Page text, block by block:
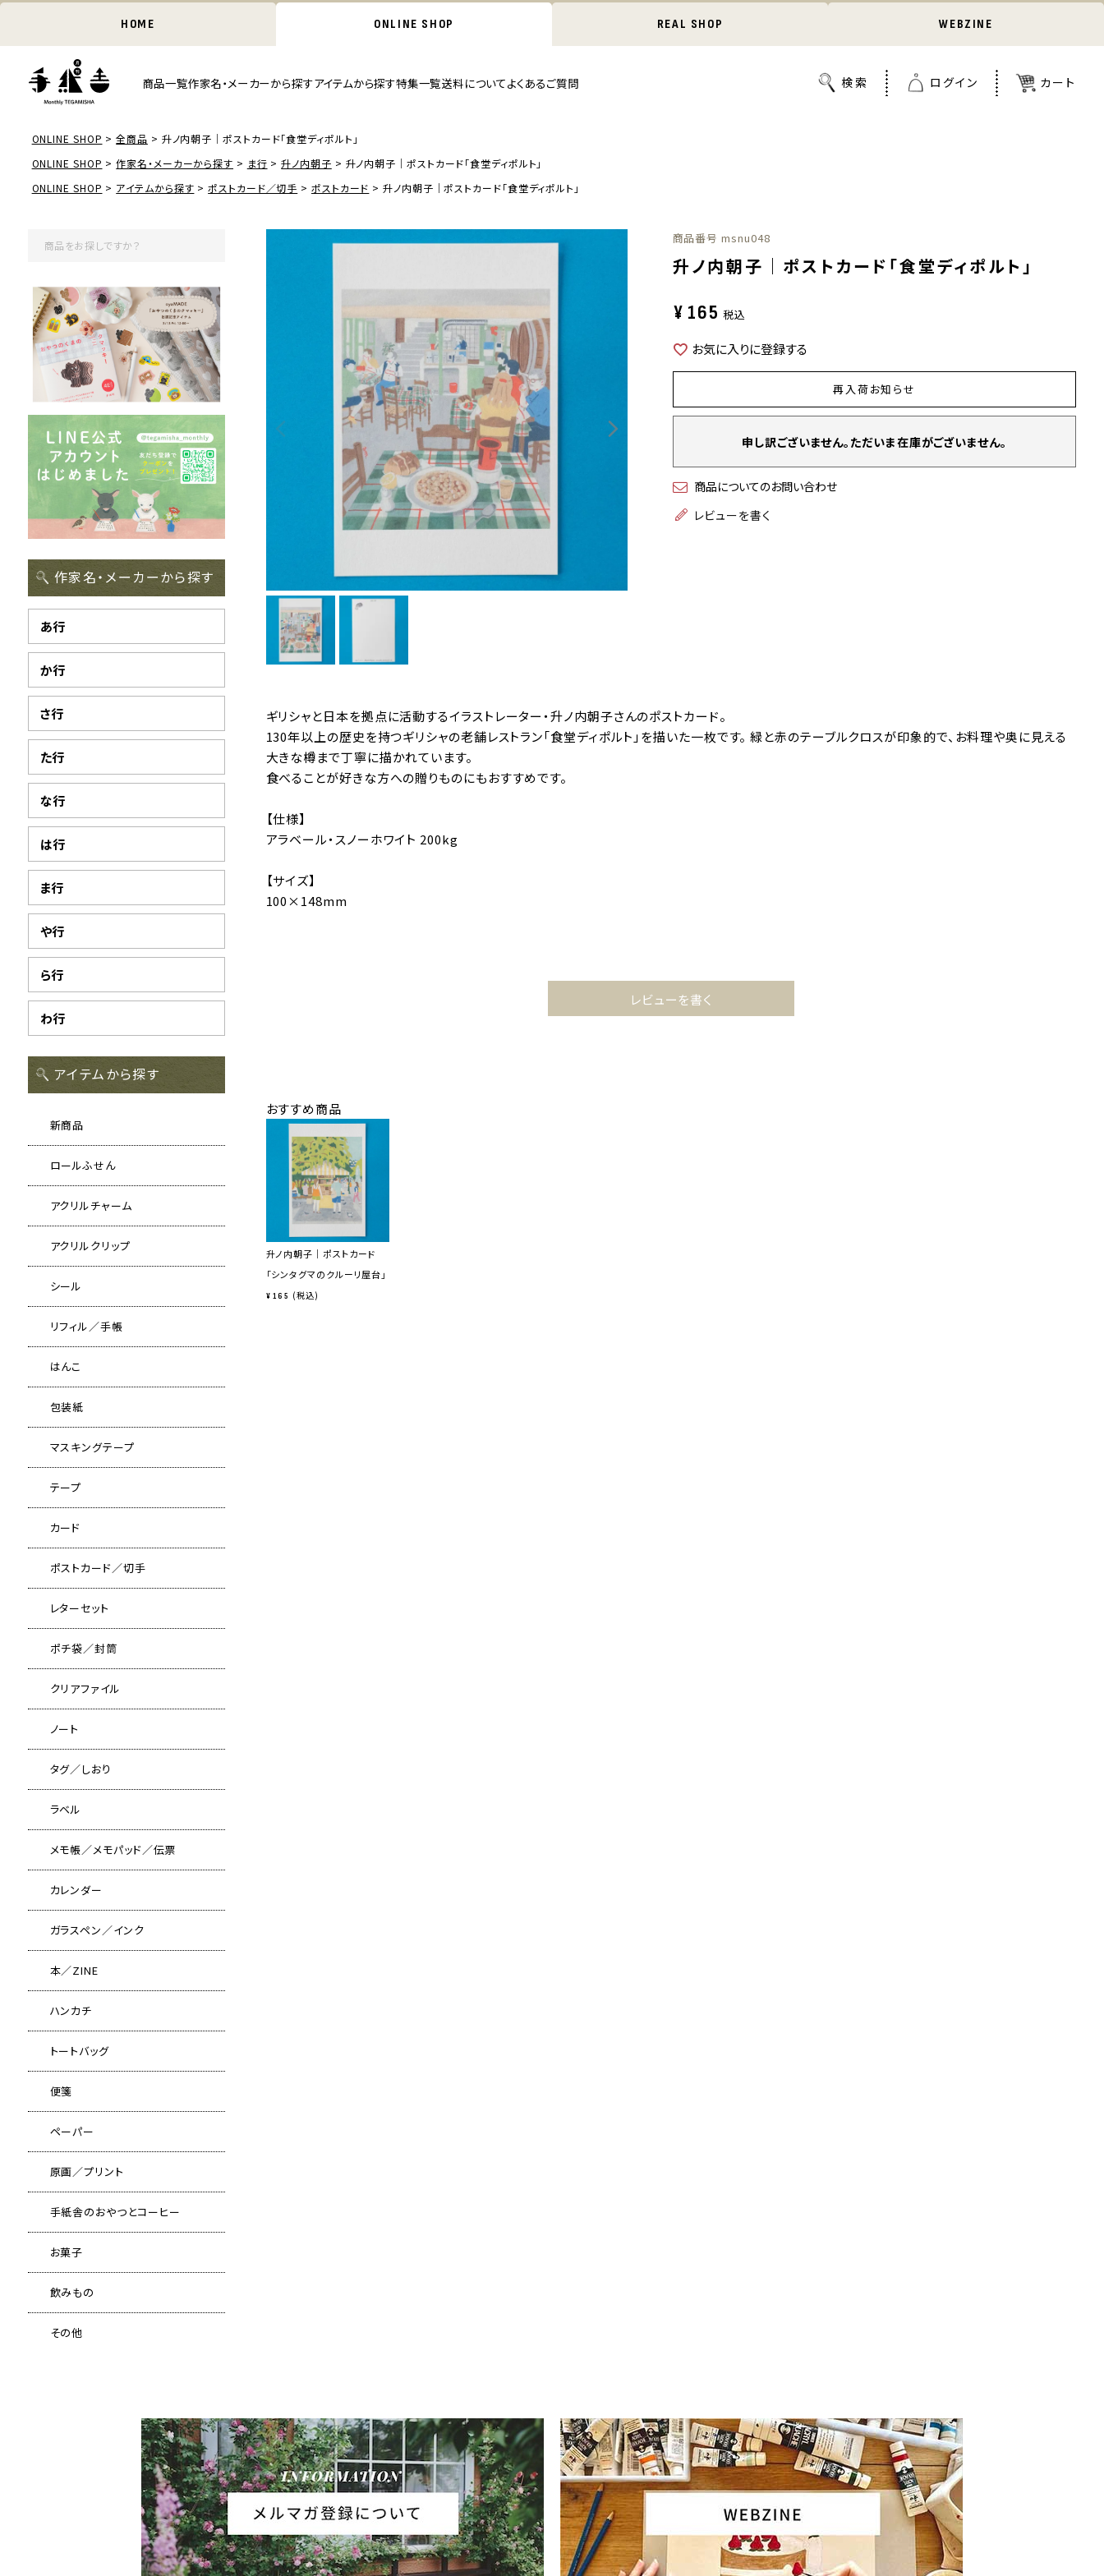
HOME ONLINE SHOP REAL SHOP WEBZINE
商品一覧作家名・メーカーから探すアイテムから探す特集一覧送料についてよくあるご質問
ONLINE SHOP 全商品
升ノ内朝子｜ポストカード「食堂ディポルト」
ONLINE SHOP
作家名・メーカーから探す ま行 升ノ内朝子
升ノ内朝子｜ポストカード「食堂ディポルト」
ONLINE SHOP
アイテムから探す ポストカード／切手 ポストカード 升ノ内朝子｜ポストカード「食堂ディポルト」
作家名・メーカーから探す
あ行
か行
さ行
た行
な行
は行
ま行
や行
ら行
わ行
アイテムから探す
新商品
ロールふせん
アクリルチャーム
アクリルクリップ
シール
リフィル／手帳
はんこ
包装紙
マスキングテープ
テープ
カード
ポストカード／切手
レターセット
ポチ袋／封筒
クリアファイル
ノート
タグ／しおり
ラベル
メモ帳／メモパッド／伝票
カレンダー
ガラスペン／インク
本／ZINE
ハンカチ
トートバッグ
便箋
ペーパー
原画／プリント
手紙舎のおやつとコーヒー
お菓子
飲みもの
その他
商品番号 msnu048
升ノ内朝子｜ポストカード「食堂ディポルト」
¥ 165 税込
お気に入りに登録する
再入荷お知らせ
申し訳ございません。ただいま在庫がございません。
商品についてのお問い合わせ
レビューを書く
ギリシャと日本を拠点に活動するイラストレーター・升ノ内朝子さんのポストカード。
130年以上の歴史を持つギリシャの老舗レストラン「食堂ディポルト」を描いた一枚です。 緑と赤のテーブルクロスが印象的で、お料理や奥に見える
大きな樽まで丁寧に描かれています。
食べることが好きな方への贈りものにもおすすめです。
【仕様】
アラベール・スノーホワイト 200kg
【サイズ】
100×148mm
レビューを書く
おすすめ商品
升ノ内朝子｜ポストカード
「シンタグマのクルーリ屋台」
¥ 165 税込